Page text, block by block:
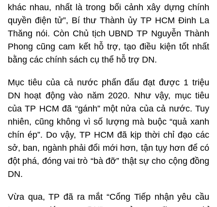
khác nhau, nhất là trong bối cảnh xây dựng chính
quyền điện tử”, Bí thư Thành ủy TP HCM Đinh La
Thăng nói. Còn Chủ tịch UBND TP Nguyễn Thành
Phong cũng cam kết hỗ trợ, tạo điều kiện tốt nhất
bằng các chính sách cụ thể hỗ trợ DN.
Mục tiêu của cả nước phấn đấu đạt được 1 triệu
DN hoạt động vào năm 2020. Như vậy, mục tiêu
của TP HCM đã “gánh” một nửa của cả nước. Tuy
nhiên, cũng không vì số lượng mà buộc “quả xanh
chín ép”. Do vậy, TP HCM đã kịp thời chỉ đạo các
sở, ban, ngành phải đổi mới hơn, tận tụy hơn để có
đột phá, đóng vai trò “bà đỡ” thật sự cho cộng đồng
DN.
Vừa qua, TP đã ra mắt “Cổng Tiếp nhận yêu cầu